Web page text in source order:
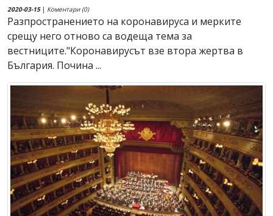
2020-03-15| Коментари (0)
Разпространението на коронавируса и мерките
срещу него отново са водеща тема за
вестниците."Коронавирусът взе втора жертва в
България. Почина ...